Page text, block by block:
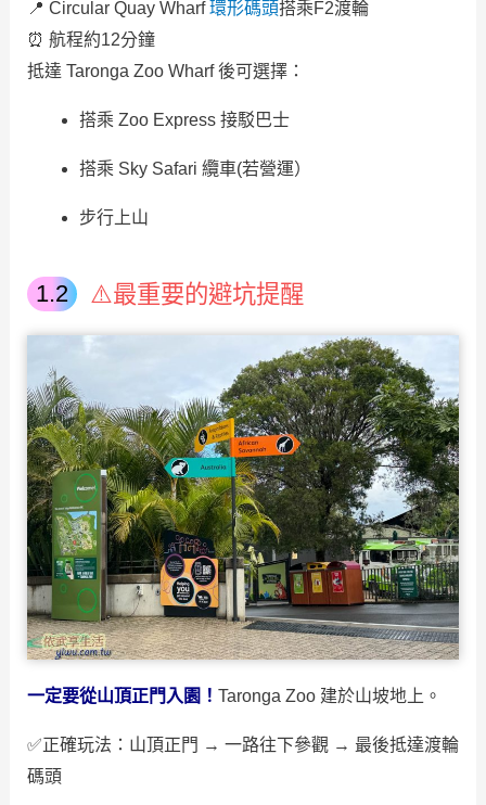
📍 Circular Quay Wharf環形碼頭搭乘F2渡輪
⏰ 航程約12分鐘
抵達 Taronga Zoo Wharf 後可選擇：
搭乘 Zoo Express 接駁巴士
搭乘 Sky Safari 纜車(若營運）
步行上山
⚠️最重要的避坑提醒
一定要從山頂正門入園！ Taronga Zoo 建於山坡地上。
✅正確玩法：山頂正門 → 一路往下參觀 → 最後抵達渡輪
碼頭